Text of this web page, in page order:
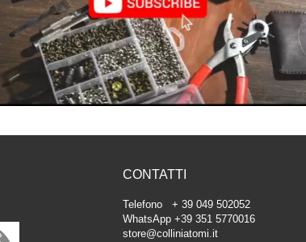
CONTATTI
Telefono + 39 049 502052
WhatsApp +39 351 5770016
store@colliniatomi.it